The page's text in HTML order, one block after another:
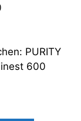
PURITY
600